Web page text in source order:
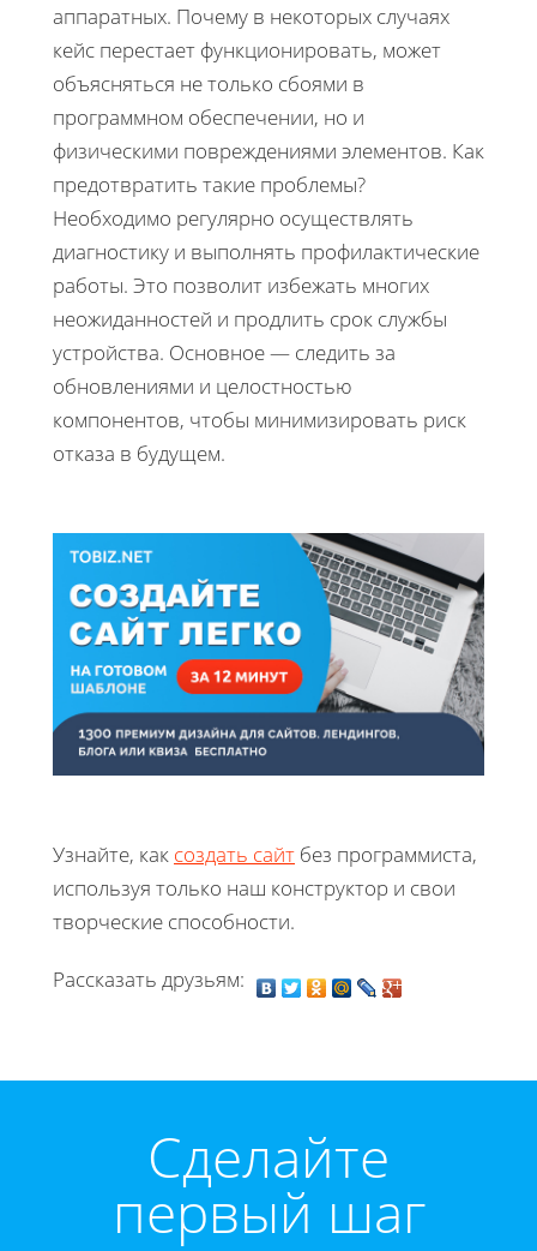
аппаратных. Почему в некоторых случаях
кейс перестает функционировать, может
объясняться не только сбоями в
программном обеспечении, но и
физическими повреждениями элементов. Как
предотвратить такие проблемы?
Необходимо регулярно осуществлять
диагностику и выполнять профилактические
работы. Это позволит избежать многих
неожиданностей и продлить срок службы
устройства. Основное — следить за
обновлениями и целостностью
компонентов, чтобы минимизировать риск
отказа в будущем.
Узнайте, как создать сайт без программиста,
используя только наш конструктор и свои
творческие способности.
Рассказать друзьям:
Cделайте
первый шаг